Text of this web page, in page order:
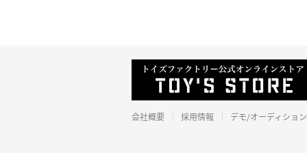
会社概要 採用情報 デモ/オーディション